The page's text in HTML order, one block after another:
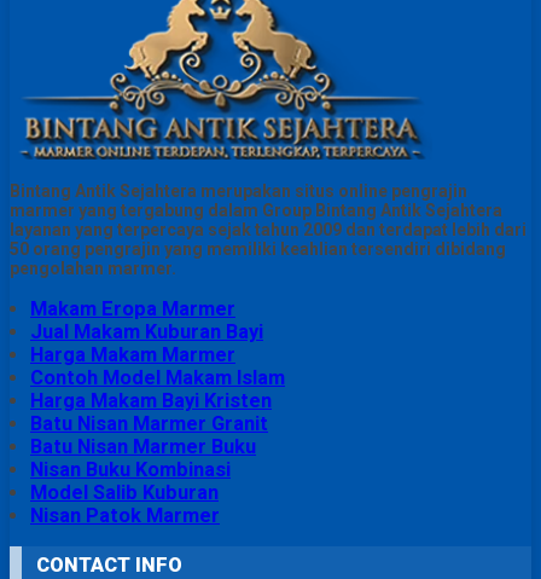
Bintang Antik Sejahtera merupakan situs online pengrajin
marmer yang tergabung dalam Group Bintang Antik Sejahtera
layanan yang terpercaya sejak tahun 2009 dan terdapat lebih dari
50 orang pengrajin yang memiliki keahlian tersendiri dibidang
pengolahan marmer.
Makam Eropa Marmer
Jual Makam Kuburan Bayi
Harga Makam Marmer
Contoh Model Makam Islam
Harga Makam Bayi Kristen
Batu Nisan Marmer Granit
Batu Nisan Marmer Buku
Nisan Buku Kombinasi
Model Salib Kuburan
Nisan Patok Marmer
CONTACT INFO